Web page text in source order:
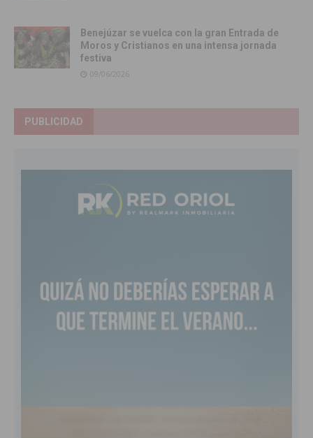
Benejúzar se vuelca con la gran Entrada de
Moros y Cristianos en una intensa jornada
festiva
09/06/2026
PUBLICIDAD